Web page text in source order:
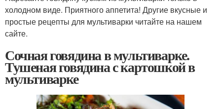
холодном виде. Приятного аппетита! Другие вкусные и
простые рецепты для мультиварки читайте на нашем
сайте.
Сочная говядина в мультиварке.
Тушеная говядина с картошкой в
мультиварке